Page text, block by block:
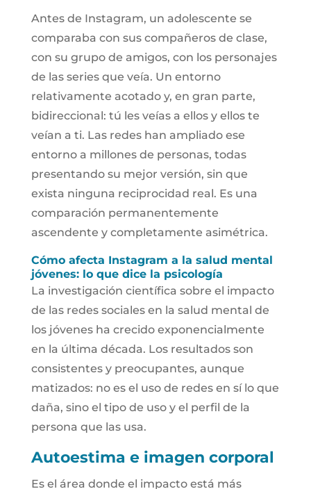
Antes de Instagram, un adolescente se
comparaba con sus compañeros de clase,
con su grupo de amigos, con los personajes
de las series que veía. Un entorno
relativamente acotado y, en gran parte,
bidireccional: tú les veías a ellos y ellos te
veían a ti. Las redes han ampliado ese
entorno a millones de personas, todas
presentando su mejor versión, sin que
exista ninguna reciprocidad real. Es una
comparación permanentemente
ascendente y completamente asimétrica.
Cómo afecta Instagram a la salud mental
jóvenes: lo que dice la psicología
La investigación científica sobre el impacto
de las redes sociales en la salud mental de
los jóvenes ha crecido exponencialmente
en la última década. Los resultados son
consistentes y preocupantes, aunque
matizados: no es el uso de redes en sí lo que
daña, sino el tipo de uso y el perfil de la
persona que las usa.
Autoestima e imagen corporal
Es el área donde el impacto está más